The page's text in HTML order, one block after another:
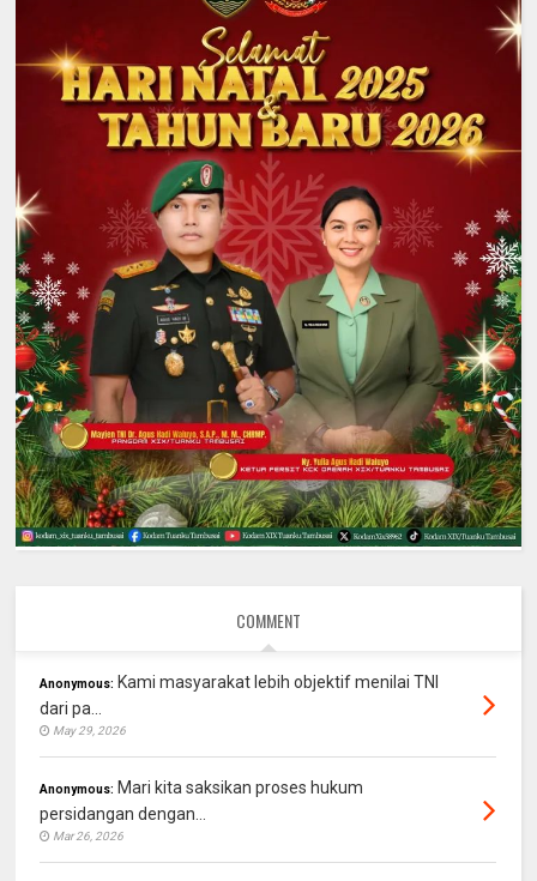
COMMENT
Anonymous: Kami masyarakat lebih objektif menilai TNI
dari pa...
May 29, 2026
Anonymous: Mari kita saksikan proses hukum
persidangan dengan...
Mar 26, 2026